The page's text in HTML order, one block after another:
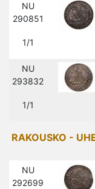
NU
290851
1/1
NU
293832
1/1
RAKOUSKO -
NU
292699